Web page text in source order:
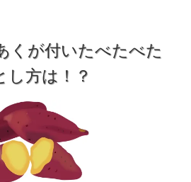
くが付いたべたべた
し方は！？